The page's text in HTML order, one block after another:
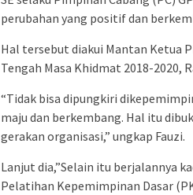
perubahan yang positif dan
Hal tersebut diakui Mantan Ketua
Tengah Masa Khidmat 2018-2020,
“Tidak bisa dipungkiri
maju dan berkembang. Hal itu
gerakan organisasi,” ungkap Fauzi.
Lanjut dia,”Selain itu berjalannya
Pelatihan Kepemimpinan Dasar